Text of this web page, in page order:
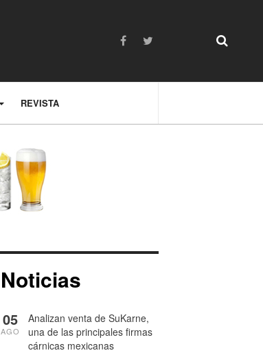
REVISTA
Noticias
Analizan venta de SuKarne,
una de las principales firmas
cárnicas mexicanas
05
AGO